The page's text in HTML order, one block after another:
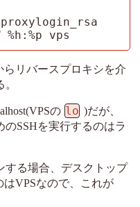
%h:%p vps
らリバースプロキシを介
の lo )だが、
SSHを実行するのはラ
する場合、デスクトップ
VPSなので、これが